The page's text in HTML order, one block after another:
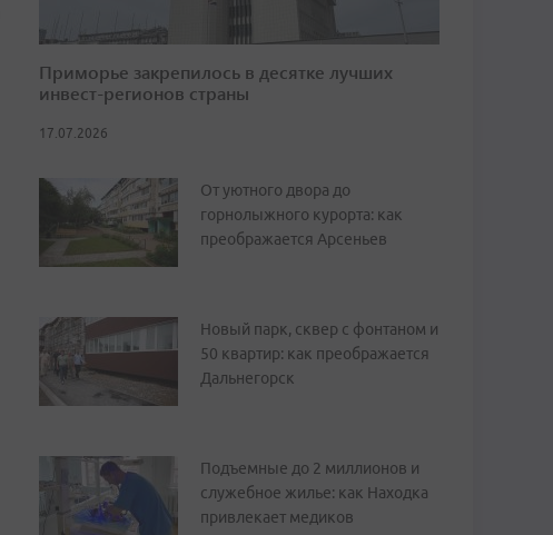
Приморье закрепилось в десятке лучших
инвест-регионов страны
17.07.2026
От уютного двора до
горнолыжного курорта: как
преображается Арсеньев
Новый парк, сквер с фонтаном и
50 квартир: как преображается
Дальнегорск
Подъемные до 2 миллионов и
служебное жилье: как Находка
привлекает медиков